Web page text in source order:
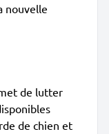
nouvelle
de lutter
de chien et